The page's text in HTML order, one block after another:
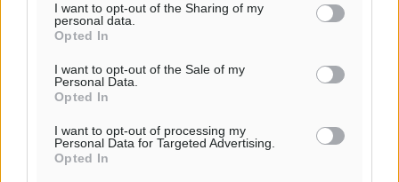
I want to opt-out of the Sharing of my
personal data.
Opted In
I want to opt-out of the Sale of my
Personal Data.
Opted In
I want to opt-out of processing my
Personal Data for Targeted Advertising.
Opted In